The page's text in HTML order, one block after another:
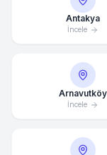
Antakya
İncele
Arnavutköy
İncele